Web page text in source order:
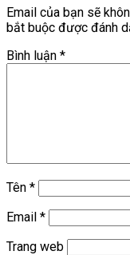
Email của bạn sẽ
bắt buộc được đánh
Bình luận *
Tên *
Email *
Trang web